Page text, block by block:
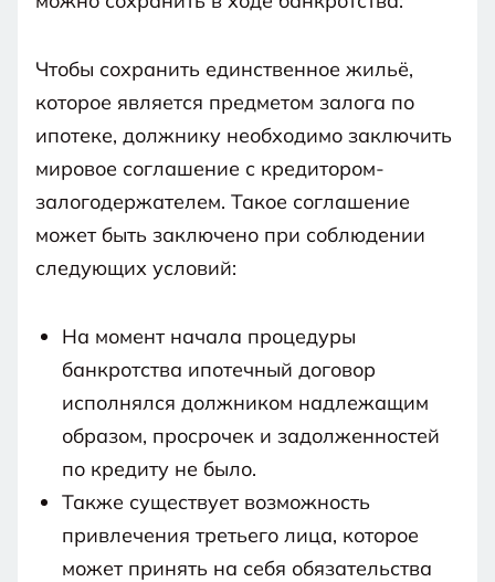
Чтобы сохранить единственное жильё,
которое является предметом залога по
ипотеке, должнику необходимо заключить
мировое соглашение с кредитором-
залогодержателем. Такое соглашение
может быть заключено при соблюдении
следующих условий:
На момент начала процедуры
банкротства ипотечный договор
исполнялся должником надлежащим
образом, просрочек и задолженностей
по кредиту не было.
Также существует возможность
привлечения третьего лица, которое
может принять на себя обязательства